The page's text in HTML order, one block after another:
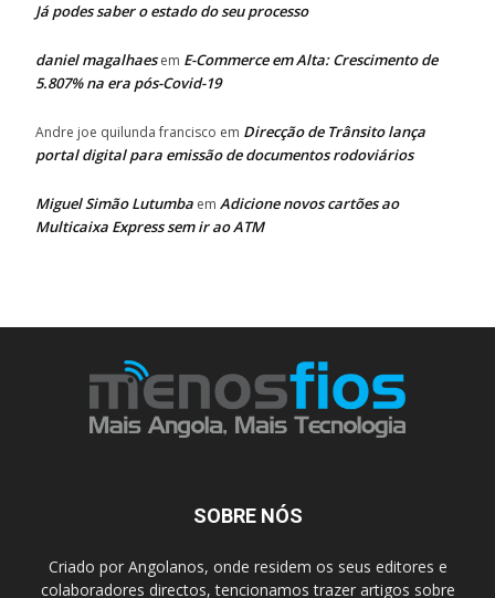
Já podes saber o estado do seu processo
daniel magalhaesem E-Commerce em Alta: Crescimento de
5.807% na era pós-Covid-19
Andre joe quilunda francisco em Direcção de Trânsito lança
portal digital para emissão de documentos rodoviários
Miguel Simão Lutumba em Adicione novos cartões ao
Multicaixa Express sem ir ao ATM
SOBRE NÓS
Criado por Angolanos, onde residem os seus editores e
colaboradores directos, tencionamos trazer artigos sobre